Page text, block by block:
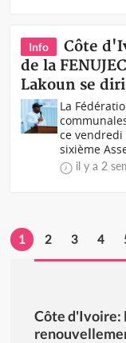
Info
Côte
de la
Lakoun se
La
ce vendredi
sixième
il y a 2
1 2 3 4
Côte d'Ivoire: